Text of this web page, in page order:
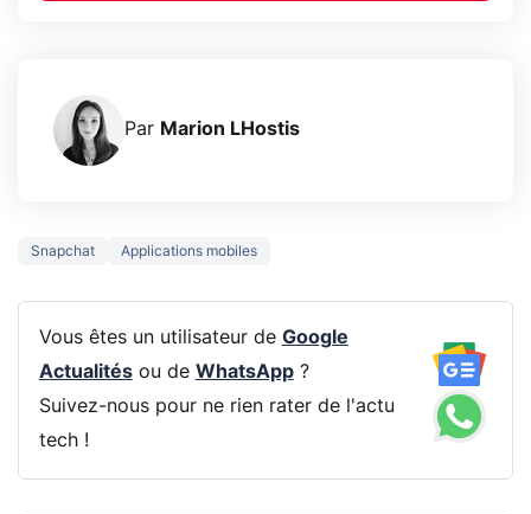
Par Marion LHostis
Snapchat Applications mobiles
Vous êtes un utilisateur de Google
Actualitésou de WhatsApp?
Suivez-nous pour ne rien rater de l'actu
tech !